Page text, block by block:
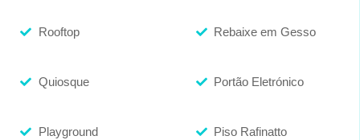
Rooftop Rebaixe em Gesso
Quiosque Portão Eletrónico
Playground Piso Rafinatto